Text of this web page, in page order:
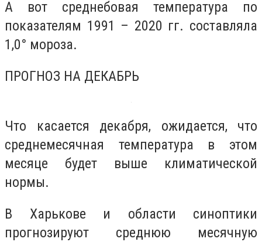
А вот среднебовая температура по
показателям 1991 – 2020 гг. составляла
1,0° мороза.
ПРОГНОЗ НА ДЕКАБРЬ
Что касается декабря, ожидается, что
среднемесячная температура в этом
месяце будет выше климатической
нормы.
В Харькове и области синоптики
прогнозируют среднюю месячную